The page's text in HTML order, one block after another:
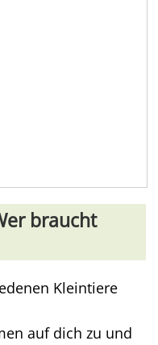
braucht
Kleintiere
auf dich zu und